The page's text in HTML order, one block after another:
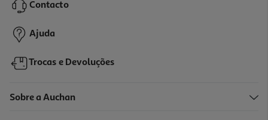
29,89 €
Contacto
Ajuda
Trocas e Devoluções
Sobre a Auchan